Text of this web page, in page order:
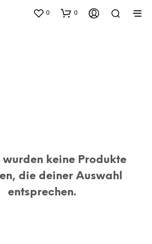
0 0
wurden keine Produkte
die deiner Auswahl
entsprechen.